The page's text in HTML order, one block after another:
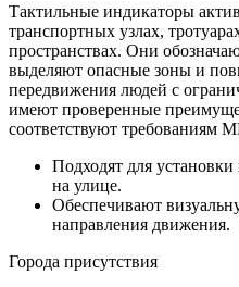
Тактильные индикаторы
транспортных узлах,
пространствах. Они
выделяют опасные зоны и
передвижения людей с
имеют проверенные
соответствуют требованиям
Подходят для
на улице.
Обеспечивают
направления движения.
Города присутствия